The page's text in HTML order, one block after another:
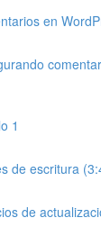
en
1
de escritura
de